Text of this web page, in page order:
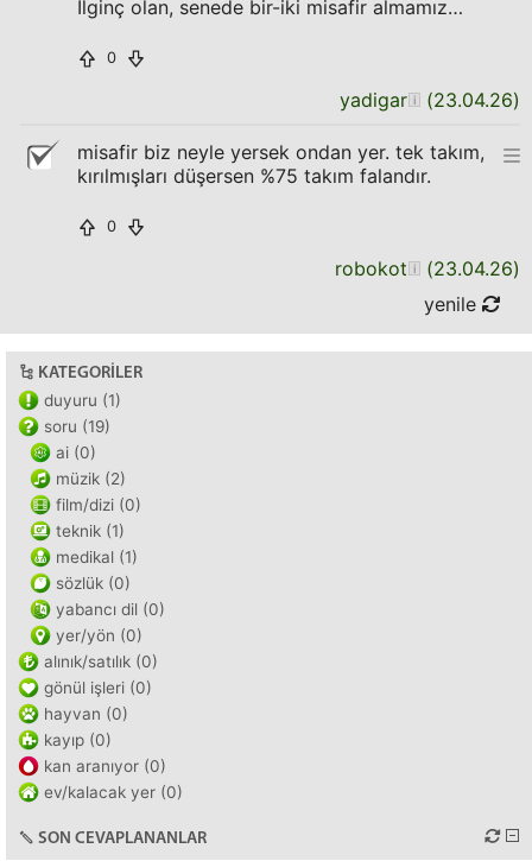
İlginç olan, senede bir-iki misafir almamız…
0
yadigar (23.04.26)
misafir biz neyle yersek ondan yer. tek takım,
kırılmışları düşersen %75 takım falandır.
0
robokot (23.04.26)
yenile
KATEGORILER
duyuru (1)
soru (19)
ai (0)
müzik (2)
film/dizi (0)
teknik (1)
medikal (1)
sözlük (0)
yabancı dil (0)
yer/yön (0)
alınık/satılık (0)
gönül işleri (0)
hayvan (0)
kayıp (0)
kan aranıyor (0)
ev/kalacak yer (0)
SON CEVAPLANANLAR